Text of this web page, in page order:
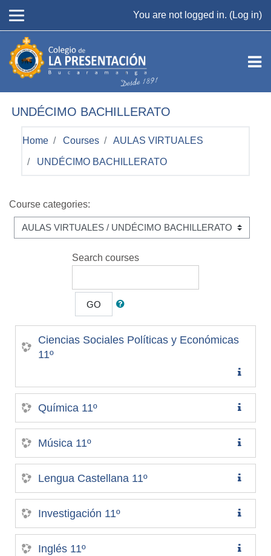
You are not logged in. (Log in)
UNDÉCIMO BACHILLERATO
Home Courses AULAS VIRTUALES
UNDÉCIMO BACHILLERATO
Course categories:
Search courses
GO
Ciencias Sociales Políticas y Económicas
11º
Química 11º
Música 11º
Lengua Castellana 11º
Investigación 11º
Inglés 11º